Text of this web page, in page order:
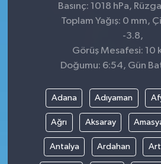
Basınç: 1018 hPa,
Toplam Yağış: 0 mm,
-3.8,
Görüş Mesafesi: 10
Doğumu: 6:54, Gün
Adana Adıyaman
Ağrı Aksaray
Antalya Ardahan